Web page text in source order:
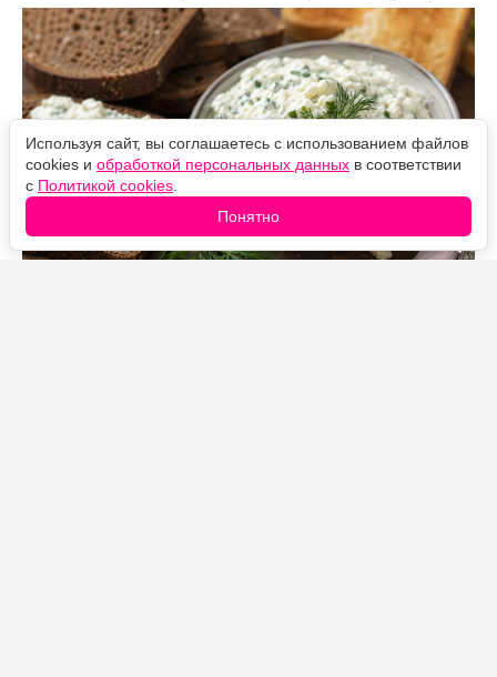
Используя сайт, вы соглашаетесь с использованием файлов
cookies и обработкой персональных данных в соответствии
с Политикой cookies
Понятно